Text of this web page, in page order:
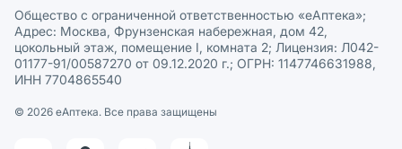
Общество с ограниченной ответственностью «еАптека»;
Адрес: Москва, Фрунзенская набережная, дом 42,
цокольный этаж, помещение I, комната 2; Лицензия: Л042-
01177-91/00587270 от 09.12.2020 г.; ОГРН: 1147746631988,
ИНН 7704865540
© 2026 eАптека. Все права защищены